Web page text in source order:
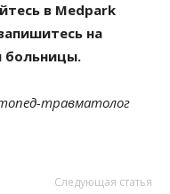
в Medpark
на
больницы.
травматолог
Следующая статья